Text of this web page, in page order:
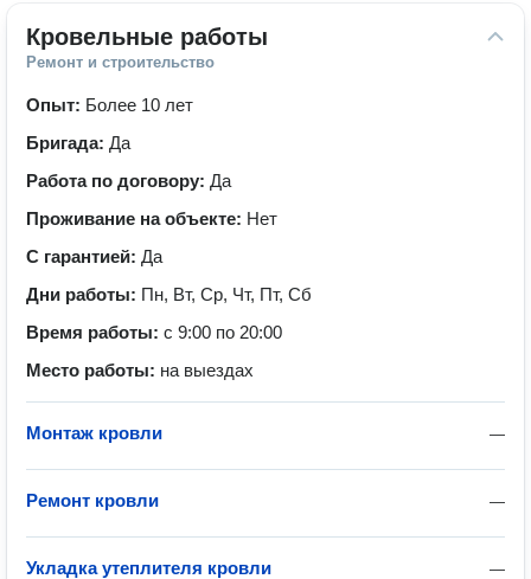
Кровельные работы
Ремонт и строительство
Опыт: Более 10 лет
Бригада: Да
Работа по договору: Да
Проживание на объекте: Нет
С гарантией: Да
Дни работы: Пн, Вт, Ср, Чт, Пт, Сб
Время работы: с 9:00 по 20:00
Место работы: на выездах
—
Монтаж кровли
—
Ремонт кровли
—
Укладка утеплителя кровли